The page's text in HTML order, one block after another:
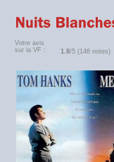
Votre avis
sur la VF :
1.8/5 (146 notes)